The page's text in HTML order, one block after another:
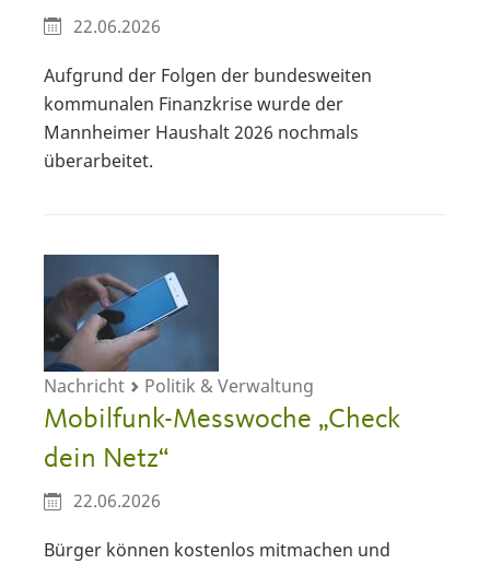
22.06.2026
Aufgrund der Folgen der bundesweiten
kommunalen Finanzkrise wurde der
Mannheimer Haushalt 2026 nochmals
überarbeitet.
Nachricht Politik & Verwaltung
Mobilfunk-Messwoche „Check
dein Netz“
22.06.2026
Bürger können kostenlos mitmachen und